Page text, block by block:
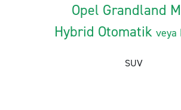
Opel Grandland
Hybrid Otomatik veya
SUV